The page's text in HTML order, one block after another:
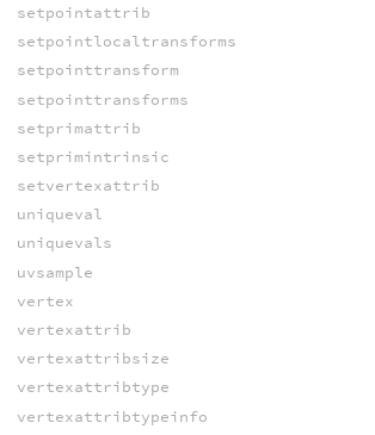
setpointattrib
setpointlocaltransforms
setpointtransform
setpointtransforms
setprimattrib
setprimintrinsic
setvertexattrib
uniqueval
uniquevals
uvsample
vertex
vertexattrib
vertexattribsize
vertexattribtype
vertexattribtypeinfo